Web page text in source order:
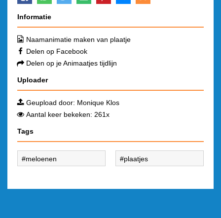
Informatie
Naamanimatie maken van plaatje
Delen op Facebook
Delen op je Animaatjes tijdlijn
Uploader
Geupload door: Monique Klos
Aantal keer bekeken: 261x
Tags
meloenen plaatjes